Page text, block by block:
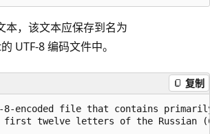
本，该文本应保存到名为
UTF-8 编码文件中。
复制
8-encoded file that contains
first twelve letters of the Russian